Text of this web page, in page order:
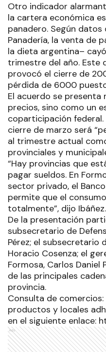
Otro indicador
la cartera económica
panadero. Según datos
Panadería, la venta de
la dieta argentina–
trimestre del año. Este
provocó el cierre de
pérdida de 6000
El acuerdo se
precios, sino como un
coparticipación
cierre de marzo será
al trimestre actual
provinciales y
“Hay provincias que
pagar sueldos. En
sector privado, el
permite que el
totalmente”, dijo Ibáñez.
De la presentación
subsecretario de
Pérez; el subsecretario
Horacio Cosenza; el
Formosa, Carlos Daniel
de las principales
provincia.
Consulta de
productos y locales
en el siguiente enlace:
Ads